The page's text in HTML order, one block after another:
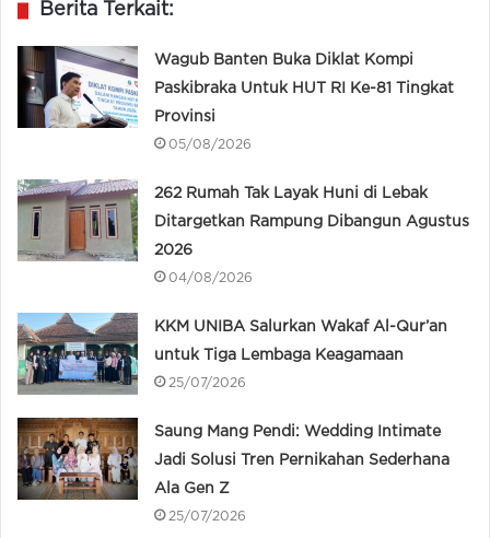
Berita Terkait:
Wagub Banten Buka Diklat Kompi
Paskibraka Untuk HUT RI Ke-81 Tingkat
Provinsi
05/08/2026
262 Rumah Tak Layak Huni di Lebak
Ditargetkan Rampung Dibangun Agustus
2026
04/08/2026
KKM UNIBA Salurkan Wakaf Al-Qur’an
untuk Tiga Lembaga Keagamaan
25/07/2026
Saung Mang Pendi: Wedding Intimate
Jadi Solusi Tren Pernikahan Sederhana
Ala Gen Z
25/07/2026